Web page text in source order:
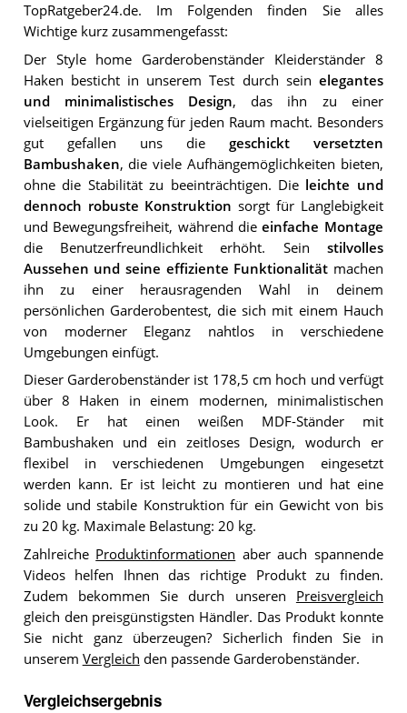
TopRatgeber24.de. Im Folgenden finden Sie alles
Wichtige kurz zusammengefasst:
Der Style home Garderobenständer Kleiderständer 8
Haken besticht in unserem Test durch sein elegantes
und minimalistisches Design, das ihn zu einer
vielseitigen Ergänzung für jeden Raum macht. Besonders
gut gefallen uns die geschickt versetzten
Bambushaken, die viele Aufhängemöglichkeiten bieten,
ohne die Stabilität zu beeinträchtigen. Die leichte und
dennoch robuste Konstruktion sorgt für Langlebigkeit
und Bewegungsfreiheit, während dieeinfache Montage
die Benutzerfreundlichkeit erhöht. Sein stilvolles
Aussehen und seine effiziente Funktionalität machen
ihn zu einer herausragenden Wahl in deinem
persönlichen Garderobentest, die sich mit einem Hauch
von moderner Eleganz nahtlos in verschiedene
Umgebungen einfügt.
Dieser Garderobenständer ist 178,5 cm hoch und verfügt
über 8 Haken in einem modernen, minimalistischen
Look. Er hat einen weißen MDF-Ständer mit
Bambushaken und ein zeitloses Design, wodurch er
flexibel in verschiedenen Umgebungen eingesetzt
werden kann. Er ist leicht zu montieren und hat eine
solide und stabile Konstruktion für ein Gewicht von bis
zu 20 kg. Maximale Belastung: 20 kg.
Zahlreiche Produktinformationen aber auch spannende
Videos helfen Ihnen das richtige Produkt zu finden.
Zudem bekommen Sie durch unseren Preisvergleich
gleich den preisgünstigsten Händler. Das Produkt konnte
Sie nicht ganz überzeugen? Sicherlich finden Sie in
unserem Vergleich den passende Garderobenständer.
Vergleichsergebnis